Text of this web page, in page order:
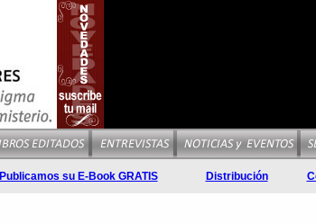
Publicamos su E-Book GRATIS Distribución